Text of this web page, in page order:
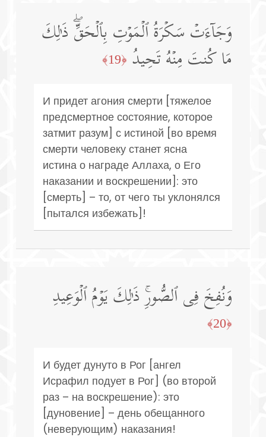
وَجَاۤءَتۡ سَكۡرَةُ ٱلۡمَوۡتِ بِٱلۡحَقِّۖ ذَ ٰ⁠لِكَ
مَا كُنتَ مِنۡهُ تَحِیدُ ﴿19﴾
И придет агония смерти [тяжелое
предсмертное состояние, которое
затмит разум] с истиной [во время
смерти человеку станет ясна
истина о награде Аллаха, о Его
наказании и воскрешении]: это
[смерть] – то, от чего ты уклонялся
[пытался избежать]!
وَنُفِخَ فِی ٱلصُّورِۚ ذَ ٰ⁠لِكَ یَوۡمُ ٱلۡوَعِیدِ
﴿20﴾
И будет дунуто в Рог [ангел
Исрафил подует в Рог] (во второй
раз – на воскрешение): это
[дуновение] – день обещанного
(неверующим) наказания!